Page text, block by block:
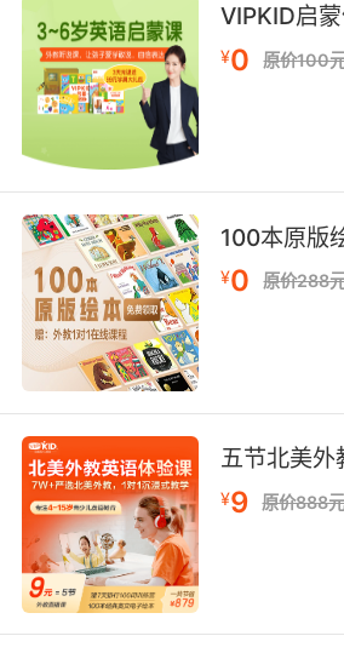
此外，学会根据上下文推测词
阅读技能。在遇到生词时，不
是应通过上下文语境、构词法
式进行推测，这不仅能提高阅
对文章的整体理解。VIPKID外
调的“扫读法”和“跳读法”，就
文章大意和关键信息的有效方
三、真题案例深度剖析
以某年六年级英语阅读理解真
了一个关于环保的小故事。
题，询问故事中主人公采取了
关的描述，然后逐一比对选项
答案。第二题是主旨归纳题，
旨大意。这类题目需要学生综
出文章的中心思想，通常可以
头、结尾以及每段的主题句来
在另一篇关于科技发明的阅读
VIPKID启
¥0 原价100
100本原版
¥0 原价288
五节北美外
¥9 原价888